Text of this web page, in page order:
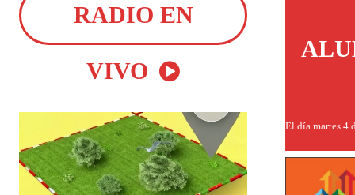
RADIO EN
VIVO
El día martes 4